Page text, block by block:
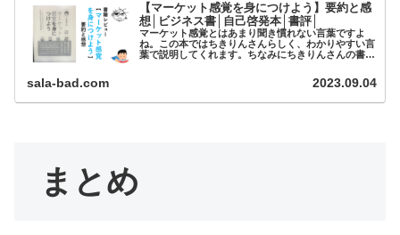
【マーケット感覚を身につけよう】要約と感
想│ビジネス書│自己啓発本│書評│
マーケット感覚とはあまり聞き慣れない言葉ですよ
ね。この本ではちきりんさんらしく、わかりやすい言
葉で説明してくれます。ちなみにちきりんさんの書籍
sala-bad.com 2023.09.04
まとめ